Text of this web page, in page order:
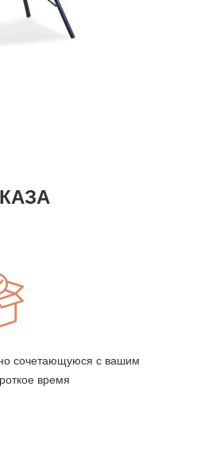
сочетающуюся с вашим
время